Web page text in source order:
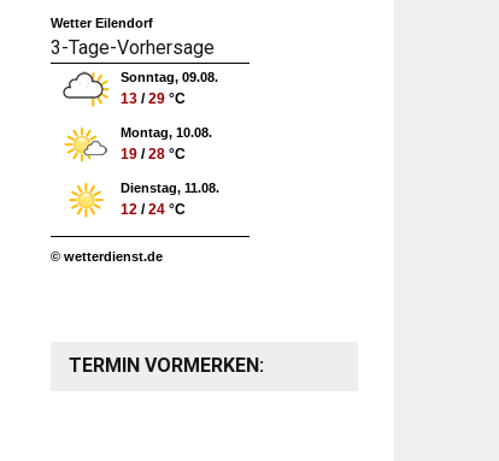
Wetter Eilendorf
3-Tage-Vorhersage
Sonntag, 09.08.
13 /29 °C
Montag, 10.08.
19 /28 °C
Dienstag, 11.08.
12 /24 °C
© wetterdienst.de
TERMIN VORMERKEN: